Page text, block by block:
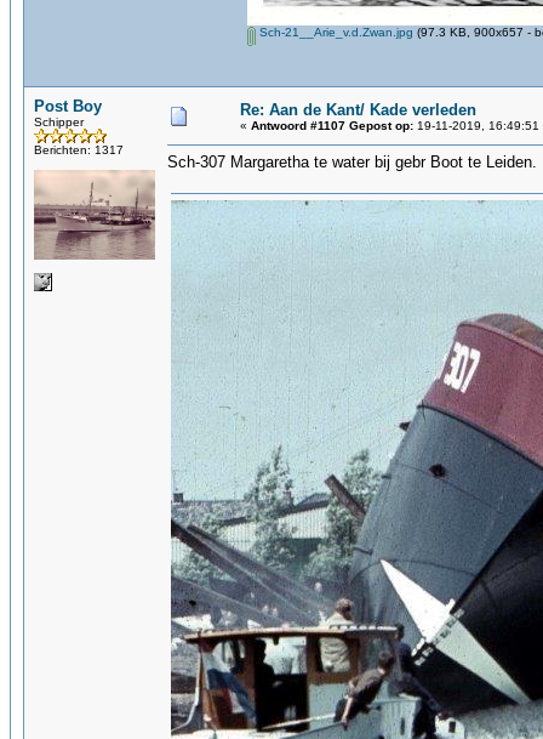
Sch-21__Arie_v.d.Zwan.jpg (97.3 KB, 900x657 -
Post Boy
Schipper
Berichten: 1317
Re: Aan de Kant/ Kade verleden
« Antwoord #1107 Gepost op: 19-11-2019, 16:49:51
Sch-307 Margaretha te water bij gebr Boot te Leiden.